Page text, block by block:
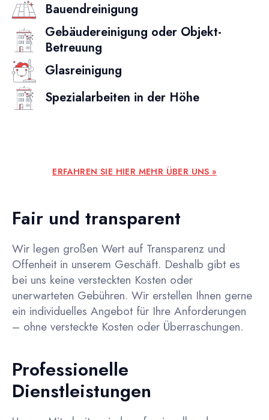
Bauendreinigung
Gebäudereinigung oder Objekt-
Betreuung
Glasreinigung
Spezialarbeiten in der Höhe
ERFAHREN SIE HIER MEHR ÜBER UNS »
Fair und transparent
Wir legen großen Wert auf Transparenz und
Offenheit in unserem Geschäft. Deshalb gibt es
bei uns keine versteckten Kosten oder
unerwarteten Gebühren. Wir erstellen Ihnen gerne
ein individuelles Angebot für Ihre Anforderungen
– ohne versteckte Kosten oder Überraschungen.
Professionelle
Dienstleistungen